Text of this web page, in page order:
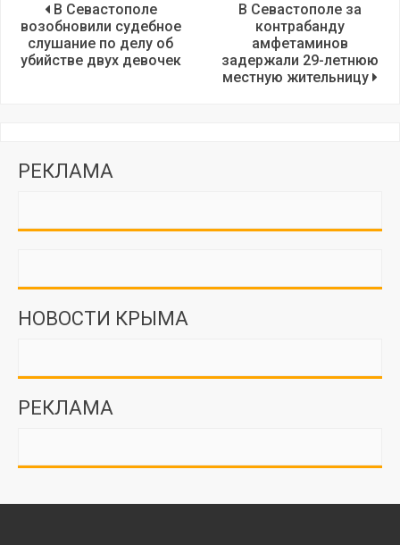
В Севастополе
возобновили судебное
слушание по делу об
убийстве двух девочек
В Севастополе за
контрабанду
амфетаминов
задержали 29-летнюю
местную жительницу
РЕКЛАМА
НОВОСТИ КРЫМА
РЕКЛАМА